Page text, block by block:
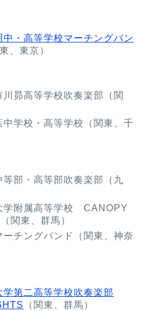
中・高等学校マーチングバン
、東京）
川昴高等学校吹奏楽部（関
中学校・高等学校（関東、千
等部・高等部吹奏楽部（九
学附属高等学校 CANOPY
関東、群馬）
ーチングバンド（関東、神奈
学第二高等学校吹奏楽部
（関東、群馬）